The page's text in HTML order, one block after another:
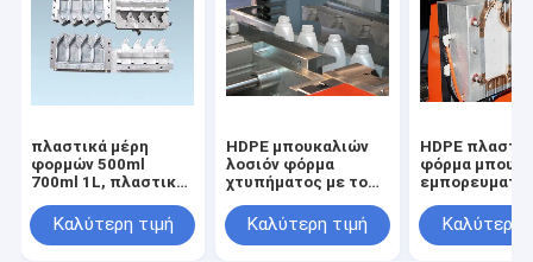
πλαστικά μέρη
φορμών 500ml
700ml 1L, πλαστικά
εξουσιοδότηση 1
έτους
Καλύτερη τιμή
HDPE μπουκαλιών
λοσιόν φόρμα
χτυπήματος με το
Καλύτερη τιμή
HDPE
φόρμα
Καλύτερη